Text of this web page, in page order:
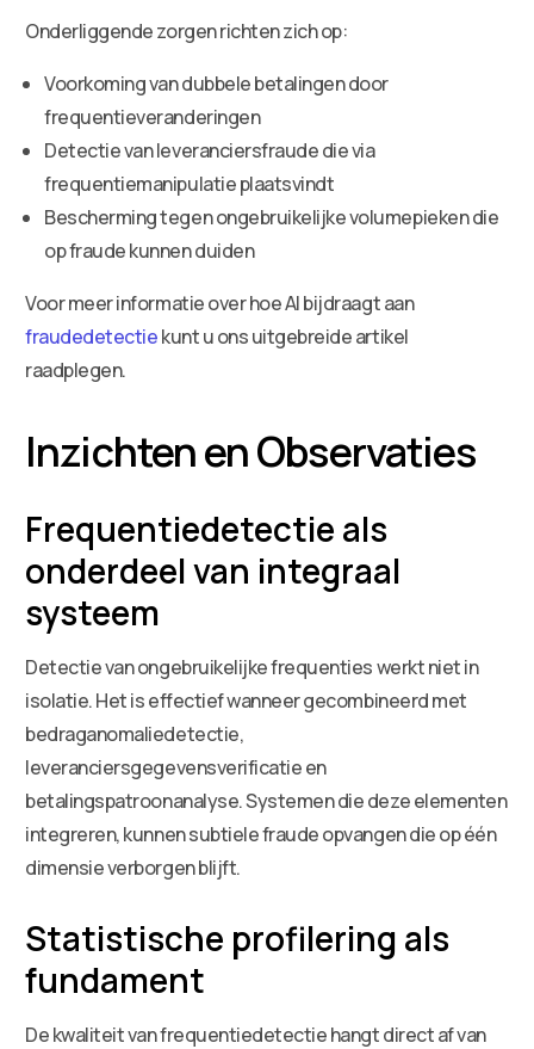
Onderliggende zorgen richten zich op:
Voorkoming van dubbele betalingen door
frequentieveranderingen
Detectie van leveranciersfraude die via
frequentiemanipulatie plaatsvindt
Bescherming tegen ongebruikelijke volumepieken die
op fraude kunnen duiden
Voor meer informatie over hoe AI bijdraagt aan
fraudedetectiekunt u ons uitgebreide artikel
raadplegen.
Inzichten en Observaties
Frequentiedetectie als
onderdeel van integraal
systeem
Detectie van ongebruikelijke frequenties werkt niet in
isolatie. Het is effectief wanneer gecombineerd met
bedraganomaliedetectie,
leveranciersgegevensverificatie en
betalingspatroonanalyse. Systemen die deze elementen
integreren, kunnen subtiele fraude opvangen die op één
dimensie verborgen blijft.
Statistische profilering als
fundament
De kwaliteit van frequentiedetectie hangt direct af van